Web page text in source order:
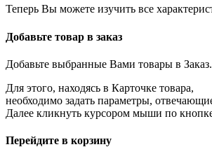
Теперь Вы можете изучить все
Добавьте товар в заказ
Добавьте выбранные Вами товары в Заказ.
Для этого, находясь в Карточке товара,
необходимо задать параметры,
Далее кликнуть курсором мыши по
Перейдите в корзину